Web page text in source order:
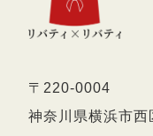
〒220-0004
神奈川県横浜市